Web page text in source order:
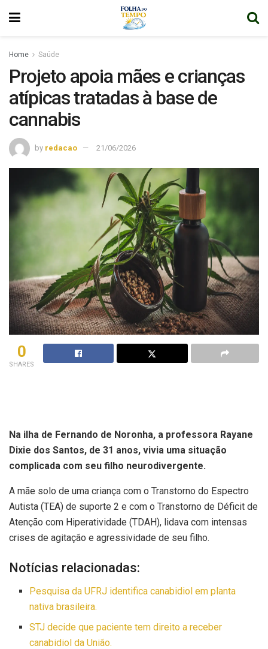
Home Saúde
Projeto apoia mães e crianças
atípicas tratadas à base de
cannabis
by redacao 21/06/2026
0
SHARES
Na ilha de Fernando de Noronha, a professora Rayane
Dixie dos Santos, de 31 anos, vivia uma situação
complicada com seu filho neurodivergente.
A mãe solo de uma criança com o Transtorno do Espectro
Autista (TEA) de suporte 2 e com o Transtorno de Déficit de
Atenção com Hiperatividade (TDAH), lidava com intensas
crises de agitação e agressividade de seu filho.
Notícias relacionadas:
Pesquisa da UFRJ identifica canabidiol em planta
nativa brasileira.
STJ decide que paciente tem direito a receber
canabidiol da União.